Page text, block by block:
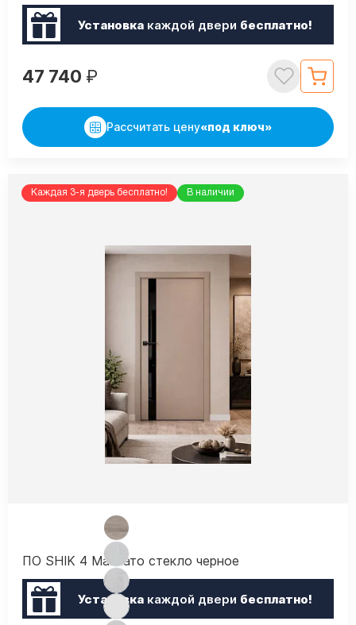
Установкакаждой двери бесплатно!
47 740 ₽
Рассчитать цену«под ключ»
Каждая 3-я дверь бесплатно! В наличии
ПО SHIK 4 Макиато стекло черное
Установкакаждой двери бесплатно!